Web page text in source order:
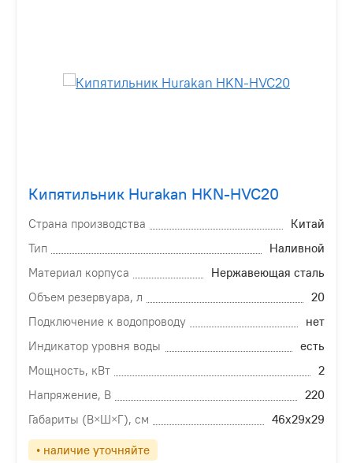
Кипятильник Hurakan HKN-HVC20
Страна производства
Китай
Тип
Наливной
Материал корпуса
Нержавеющая сталь
Объем резервуара, л
20
Подключение к водопроводу
нет
Индикатор уровня воды
есть
Мощность, кВт
2
Напряжение, В
220
Габариты (В×Ш×Г), см
46х29х29
• наличие уточняйте